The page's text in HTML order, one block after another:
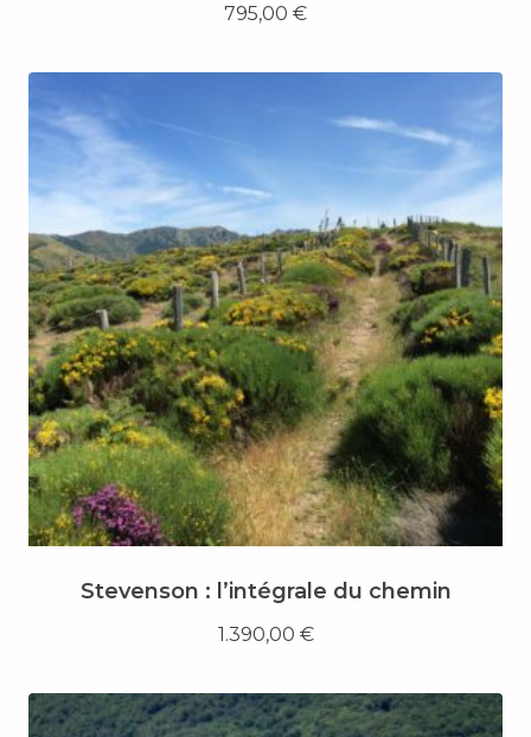
795,00 €
Stevenson : l’intégrale du chemin
1.390,00 €